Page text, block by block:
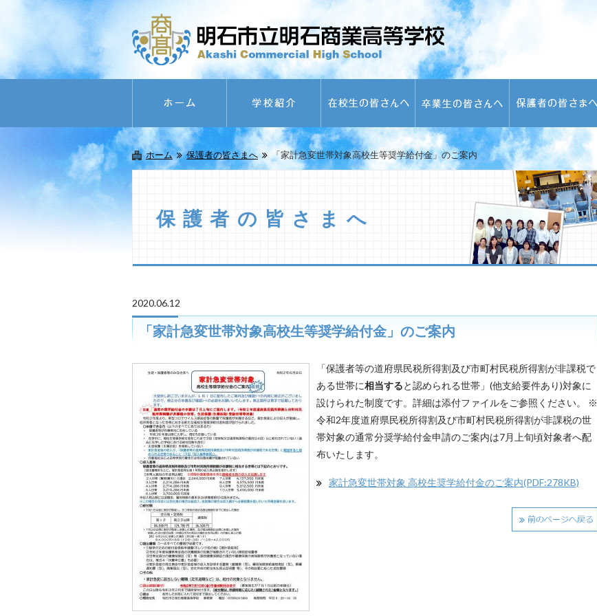
ホーム 保護者の皆さまへ 「家計急変世帯対象高校生等奨学給付金」のご案内
保護者の皆さまへ
2020.06.12
「家計急変世帯対象高校生等奨学給付金」のご案内
「保護者等の道府県民税所得割及び市町村民税所得割が非課税で
ある世帯に相当すると認められる世帯」(他支給要件あり)対象に
設けられた制度です。詳細は添付ファイルをご参照ください。 ※
令和2年度道府県民税所得割及び市町村民税所得割が非課税の世
帯対象の通常分奨学給付金申請のご案内は7月上旬頃対象者へ配
布いたします。
家計急変世帯対象 高校生奨学給付金のご案内(PDF:278KB)